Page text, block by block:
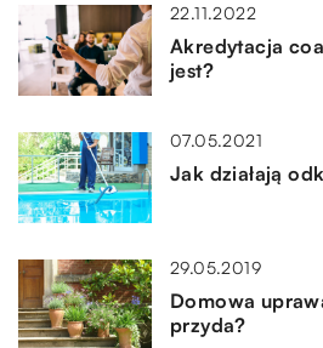
22.11.2022
Akredytacja
jest?
07.05.2021
Jak działają
29.05.2019
Domowa
przyda?